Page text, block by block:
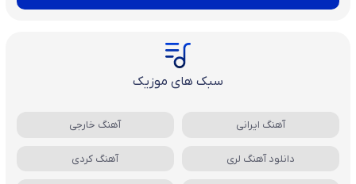
سبک های موزیک
آهنگ ایرانی آهنگ خارجی
دانلود آهنگ لری آهنگ کردی